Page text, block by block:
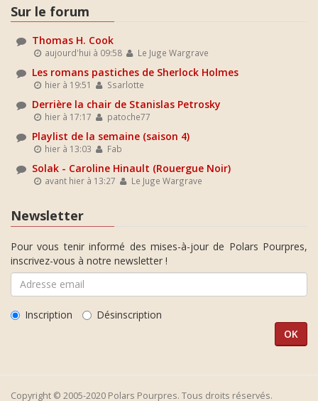
Sur le forum
Thomas H. Cook
aujourd'hui à 09:58 Le Juge Wargrave
Les romans pastiches de Sherlock Holmes
hier à 19:51 Ssarlotte
Derrière la chair de Stanislas Petrosky
hier à 17:17 patoche77
Playlist de la semaine (saison 4)
hier à 13:03 Fab
Solak - Caroline Hinault (Rouergue Noir)
avant hier à 13:27 Le Juge Wargrave
Newsletter
Pour vous tenir informé des mises-à-jour de Polars Pourpres,
inscrivez-vous à notre newsletter !
Inscription Désinscription
Copyright © 2005-2020 Polars Pourpres. Tous droits réservés.